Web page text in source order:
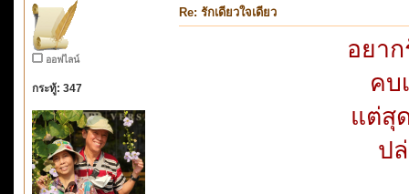
ออฟไลน์
กระทู้: 347
Re: รักเดียวใจเดียว
อยา
คบ
แต่สุ
ป